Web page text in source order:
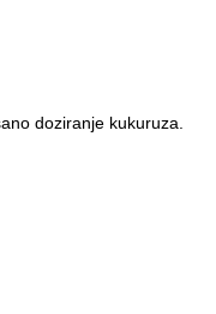
doziranje kukuruza.